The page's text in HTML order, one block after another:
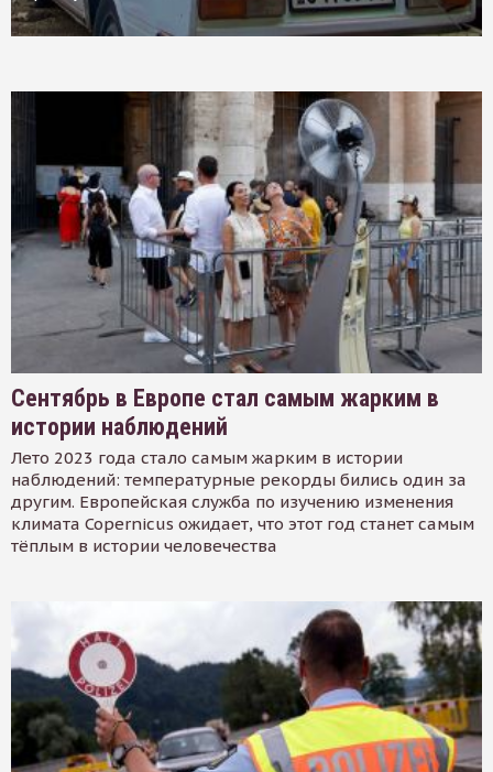
Сентябрь в Европе стал самым жарким в
истории наблюдений
Лето 2023 года стало самым жарким в истории
наблюдений: температурные рекорды бились один за
другим. Европейская служба по изучению изменения
климата Copernicus ожидает, что этот год станет самым
тёплым в истории человечества